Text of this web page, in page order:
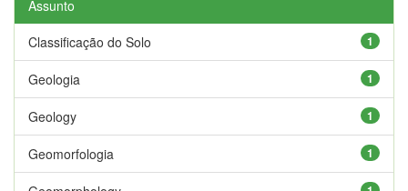
Assunto
1
Classificação do Solo
1
Geologia
1
Geology
1
Geomorfologia